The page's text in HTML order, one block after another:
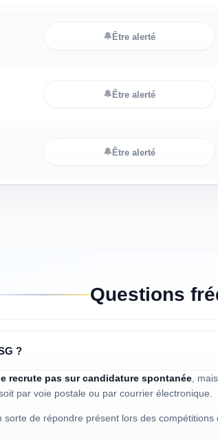
🔔Être alerté
🔔Être alerté
🔔Être alerté
Questions
?
recrute pas sur candidature spontanée ,
par voie postale ou par courrier électronique.
de répondre présent lors des